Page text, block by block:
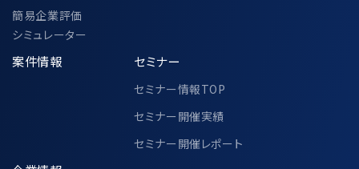
簡易企業評価
シミュレーター
案件情報 セミナー
セミナー情報TOP
セミナー開催実績
セミナー開催レポート